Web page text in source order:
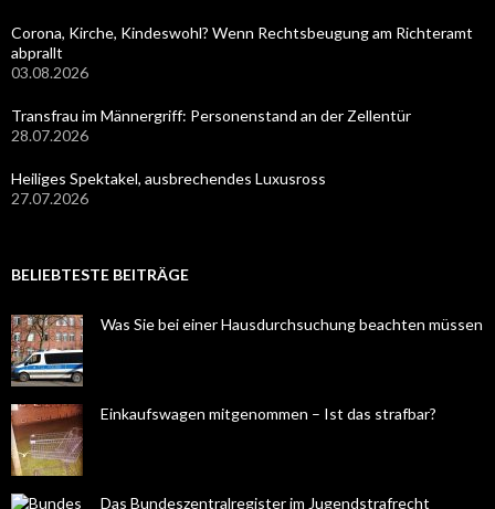
Corona, Kirche, Kindeswohl? Wenn Rechtsbeugung am Richteramt
abprallt
03.08.2026
Transfrau im Männergriff: Personenstand an der Zellentür
28.07.2026
Heiliges Spektakel, ausbrechendes Luxusross
27.07.2026
BELIEBTESTE BEITRÄGE
Was Sie bei einer Hausdurchsuchung beachten müssen
Einkaufswagen mitgenommen – Ist das strafbar?
Das Bundeszentralregister im Jugendstrafrecht